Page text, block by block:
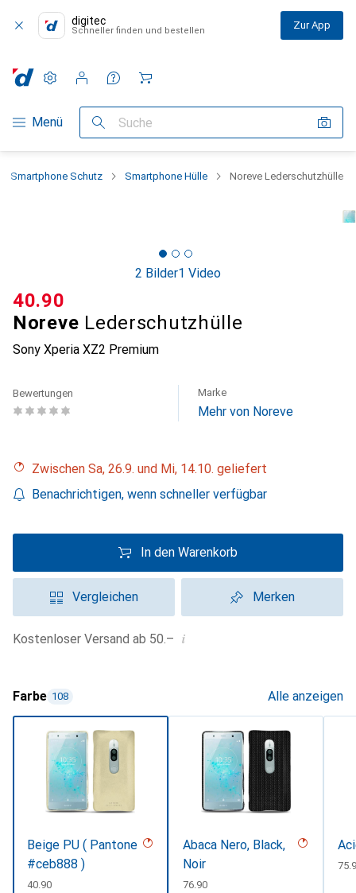
digitec
Schneller finden und bestellen Zur App
Navigation nach Kategorien
Menü Suche
Einstellungen
Kundenkonto
Vergleichslisten
Merklisten
Warenkorb
Smartphone Schutz Smartphone Hülle Noreve Lederschutzhülle
2 Bilder1 Video
Noreve Lederschutzhülle
Sony Xperia XZ2 Premium
CHF
40.90
Bewertungen Marke
Mehr von Noreve
Zwischen Sa, 26.9. und Mi, 14.10. geliefert
Benachrichtigen, wenn schneller verfügbar
In den Warenkorb
Vergleichen Merken
Kostenloser Versand ab 50.– i
Farbe 108 Alle anzeigen
Beige PU ( Pantone
#ceb888 )
CHF
40.90
Abaca Nero, Black,
Noir
CHF
76.90